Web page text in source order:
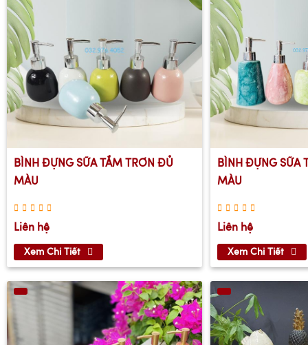
BÌNH ĐỰNG SỮA TẮM TRƠN ĐỦ
MÀU
Liên hệ
Xem Chi Tiết
BÌNH ĐỰNG SỮA
MÀU
Liên hệ
Xem Chi Tiết